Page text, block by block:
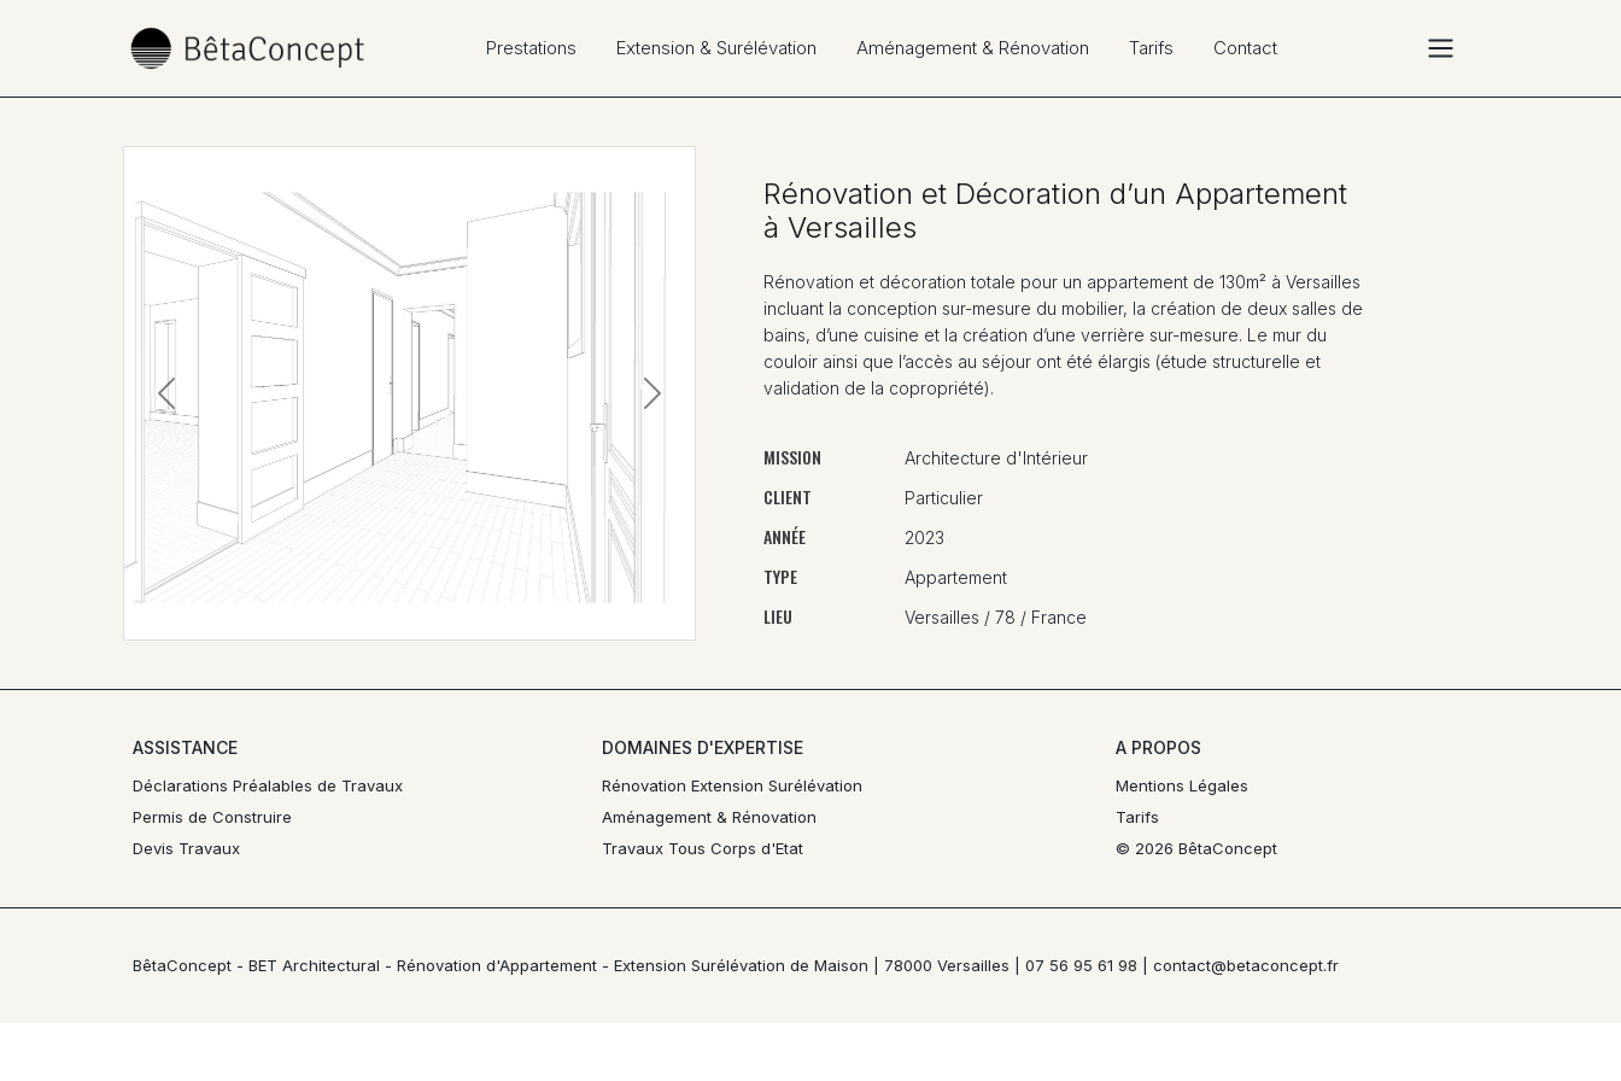
Prestations Extension & Surélévation Aménagement & Rénovation Tarifs Contact
Previous Next
Rénovation et Décoration d’un Appartement
à Versailles
Rénovation et décoration totale pour un appartement de 130m² à Versailles
incluant la conception sur-mesure du mobilier, la création de deux salles de
bains, d’une cuisine et la création d’une verrière sur-mesure. Le mur du
couloir ainsi que l’accès au séjour ont été élargis (étude structurelle et
validation de la copropriété).
MISSION
CLIENT
ANNÉE
TYPE
LIEU
Architecture d'Intérieur
Particulier
2023
Appartement
Versailles / 78 / France
ASSISTANCE
Déclarations Préalables de Travaux
Permis de Construire
Devis Travaux
DOMAINES D'EXPERTISE
Rénovation Extension Surélévation
Aménagement & Rénovation
Travaux Tous Corps d'Etat
A PROPOS
Mentions Légales
Tarifs
© 2026 BêtaConcept
BêtaConcept - BET Architectural - Rénovation d'Appartement - Extension Surélévation de Maison | 78000 Versailles | 07 56 95 61 98 | contact@betaconcept.fr